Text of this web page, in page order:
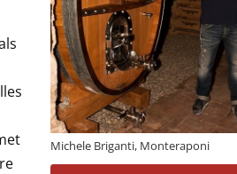
Michele Briganti, Monteraponi